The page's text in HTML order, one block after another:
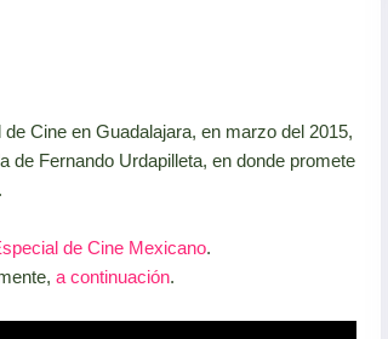
Cine en Guadalajara, en marzo del 2015,
de Fernando Urdapilleta, en donde promete
de Cine Mexicano.
a continuación.